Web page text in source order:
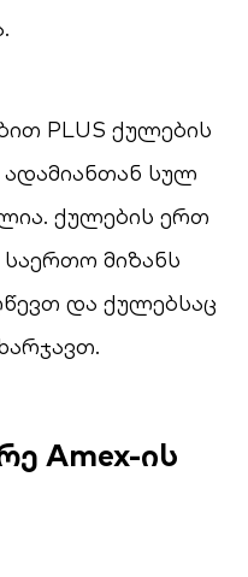
PLUS ქულების
ადამიანთან სულ
ქულების ერთ
მიზანს
და ქულებსაც
Amex-ის